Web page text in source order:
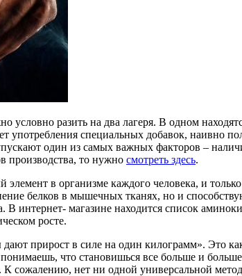
условно разить на два лагеря. В одном
употребления специальных добавок, наивно
один из самых важных факторов –
производства, то нужно смотреть здесь.
в организме каждого человека, и
белков в мышечных тканях, но и
интернет- магазине находится список
росте.
прирост в силе на один килограмм». Это
что становишься все больше и
сожалению, нет ни одной универсальной